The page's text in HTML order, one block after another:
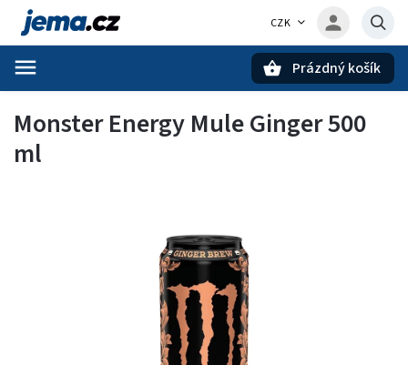
CZK
Prázdný košík
Monster Energy Mule Ginger 500
ml